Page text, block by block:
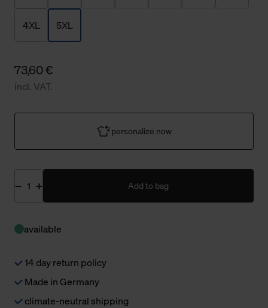
4XL 5XL
73,60 €
incl. VAT.
personalize now
Add to bag
available
14 day return policy
Made in Germany
climate-neutral shipping